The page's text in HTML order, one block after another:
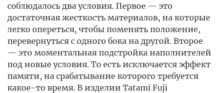
соблюдалось два условия. Первое — это
достаточная жесткость материалов, на которые
легко опереться, чтобы поменять положение,
перевернуться с одного бока на другой. Второе
— это моментальная подстройка наполнителей
под новые условия. То есть исключается эффект
памяти, на срабатывание которого требуется
какое-то время. В изделии Tatami Fuji